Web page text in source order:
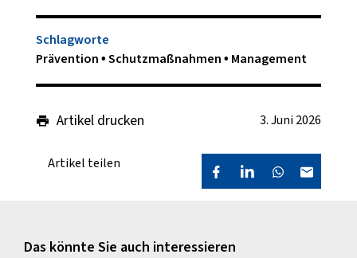
Schlagworte
Prävention Schutzmaßnahmen Management
Artikel drucken 3. Juni 2026
Artikel teilen
Das könnte Sie auch interessieren